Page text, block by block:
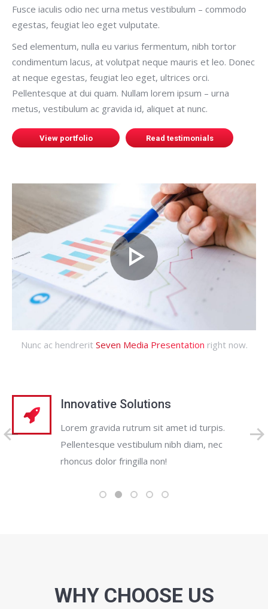
Fusce iaculis odio nec urna metus vestibulum – commodo
egestas, feugiat leo eget vulputate.
Sed elementum, nulla eu varius fermentum, nibh tortor
condimentum lacus, at volutpat neque mauris et leo. Donec
at neque egestas, feugiat leo eget, ultrices orci.
Pellentesque at dui quam. Nullam lorem ipsum – urna
metus, vestibulum ac gravida id, aliquet at nunc.
View portfolio Read testimonials
Nunc ac hendrerit Seven Media Presentation right now.
Innovative Solutions
Lorem gravida rutrum sit amet id turpis.
Pellentesque vestibulum nibh diam, nec
rhoncus dolor fringilla non!
WHY CHOOSE US